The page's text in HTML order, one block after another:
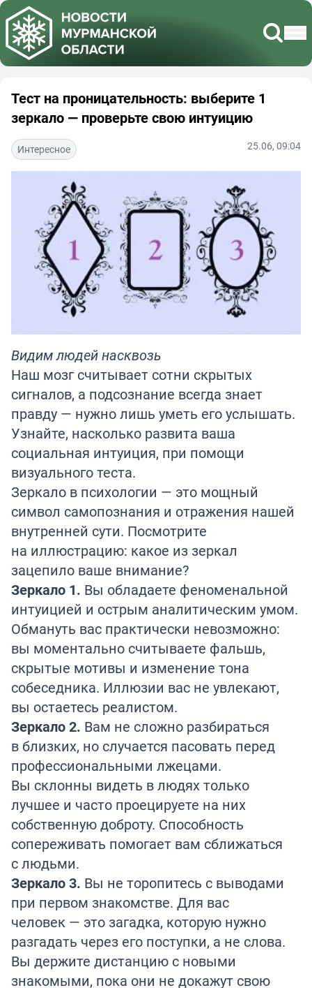
Тест на проницательность: выберите 1
зеркало — проверьте свою интуицию
Интересное 25.06, 09:04
Видим людей насквозь
Наш мозг считывает сотни скрытых
сигналов, а подсознание всегда знает
правду — нужно лишь уметь его услышать.
Узнайте, насколько развита ваша
социальная интуиция, при помощи
визуального теста.
Зеркало в психологии — это мощный
символ самопознания и отражения нашей
внутренней сути. Посмотрите
на иллюстрацию: какое из зеркал
зацепило ваше внимание?
Зеркало 1. Вы обладаете феноменальной
интуицией и острым аналитическим умом.
Обмануть вас практически невозможно:
вы моментально считываете фальшь,
скрытые мотивы и изменение тона
собеседника. Иллюзии вас не увлекают,
вы остаетесь реалистом.
Зеркало 2. Вам не сложно разбираться
в близких, но случается пасовать перед
профессиональными лжецами.
Вы склонны видеть в людях только
лучшее и часто проецируете на них
собственную доброту. Способность
сопереживать помогает вам сближаться
с людьми.
Зеркало 3. Вы не торопитесь с выводами
при первом знакомстве. Для вас
человек — это загадка, которую нужно
разгадать через его поступки, а не слова.
Вы держите дистанцию с новыми
знакомыми, пока они не докажут свою